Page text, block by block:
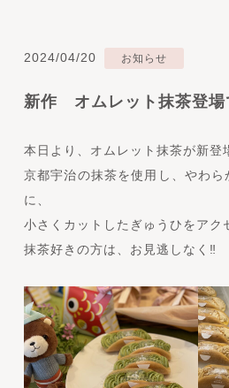
2024/04/20 お知らせ
新作 オムレット抹茶登場
本日より、オムレット抹茶が新登
京都宇治の抹茶を使用し、やわ
に、
小さくカットしたぎゅうひをアク
抹茶好きの方は、お見逃しなく‼